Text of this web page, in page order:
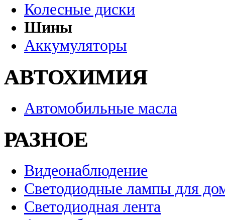
Колесные диски
Шины
Аккумуляторы
АВТОХИМИЯ
Автомобильные масла
РАЗНОЕ
Видеонаблюдение
Светодиодные лампы для
Светодиодная лента